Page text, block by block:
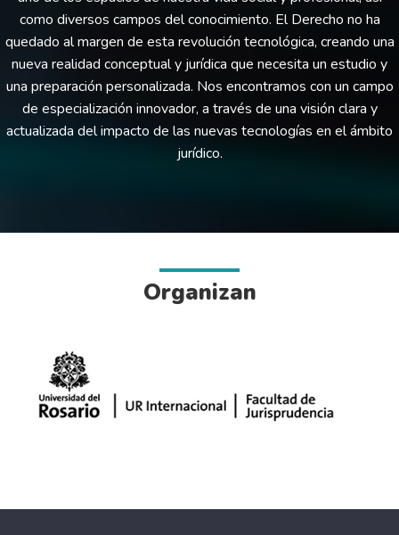
como diversos campos del conocimiento. El Derecho no ha
quedado al margen de esta revolución tecnológica, creando una
nueva realidad conceptual y jurídica que necesita un estudio y
una preparación personalizada. Nos encontramos con un campo
de especialización innovador, a través de una visión clara y
actualizada del impacto de las nuevas tecnologías en el ámbito
jurídico.
Organizan